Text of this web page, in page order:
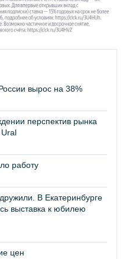
вырос на 38%
перспектив рынка
работу
В Екатеринбурге
выставка к юбилею
цен